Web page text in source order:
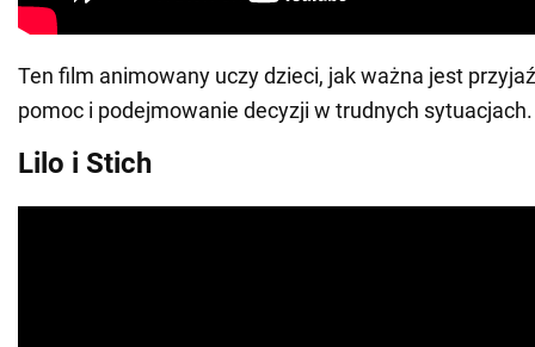
Ten film animowany uczy dzieci, jak ważna jest
pomoc i podejmowanie decyzji w trudnych sytuacjach.
Lilo i Stich